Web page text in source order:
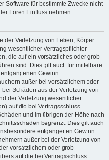
Software für bestimmte Zwecke nicht
Foren Einfluss nehmen.
der Verletzung von Leben, Körper
wesentlicher Vertragspflichten
die auf ein vorsätzliches oder grob
sind. Dies gilt auch für mittelbare
Gewinn.
außer bei vorsätzlichem oder
Schäden aus der Verletzung von
der Verletzung wesentlicher
auf die bei Vertragsschluss
und im übrigen der Höhe nach
begrenzt. Dies gilt auch
entgangenen Gewinn.
außer bei der Verletzung von
vorsätzlichem oder grob
auf die bei Vertragsschluss